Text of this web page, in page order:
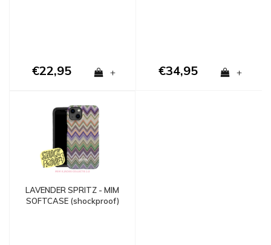
€22,95 + €34,95 +
LAVENDER SPRITZ - MIM
SOFTCASE (shockproof)